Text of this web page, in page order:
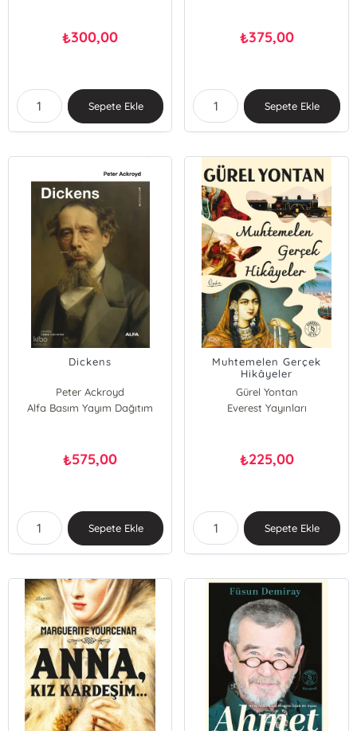
₺300,00
Sepete Ekle
₺375,00
Sepete Ekle
Dickens
Peter Ackroyd
Alfa Basım Yayım Dağıtım
₺575,00
Sepete Ekle
Muhtemelen Gerçek
Hikâyeler
Gürel Yontan
Everest Yayınları
₺225,00
Sepete Ekle